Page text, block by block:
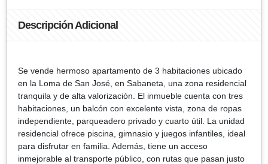
Descripción Adicional
Se vende hermoso apartamento de 3 habitaciones ubicado
en la Loma de San José, en Sabaneta, una zona residencial
tranquila y de alta valorización. El inmueble cuenta con tres
habitaciones, un balcón con excelente vista, zona de ropas
independiente, parqueadero privado y cuarto útil. La unidad
residencial ofrece piscina, gimnasio y juegos infantiles, ideal
para disfrutar en familia. Además, tiene un acceso
inmejorable al transporte público, con rutas que pasan justo